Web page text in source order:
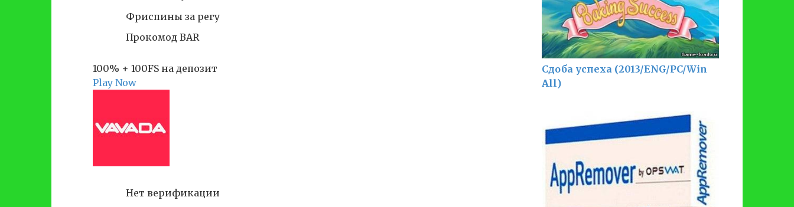
Фриспины за регу
Прокомод BAR
100% + 100FS на депозит
Play Now
Нет верификации
Сдоба успеха (2013/ENG/PC/Win
All)